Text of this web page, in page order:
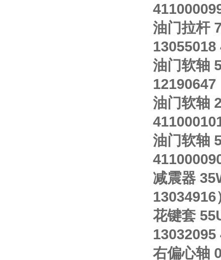
油门拉杆
13055018
油门软轴
12190647
油门软轴
油门软轴
减震器
13034916
花键套
13032095
右偏心轴